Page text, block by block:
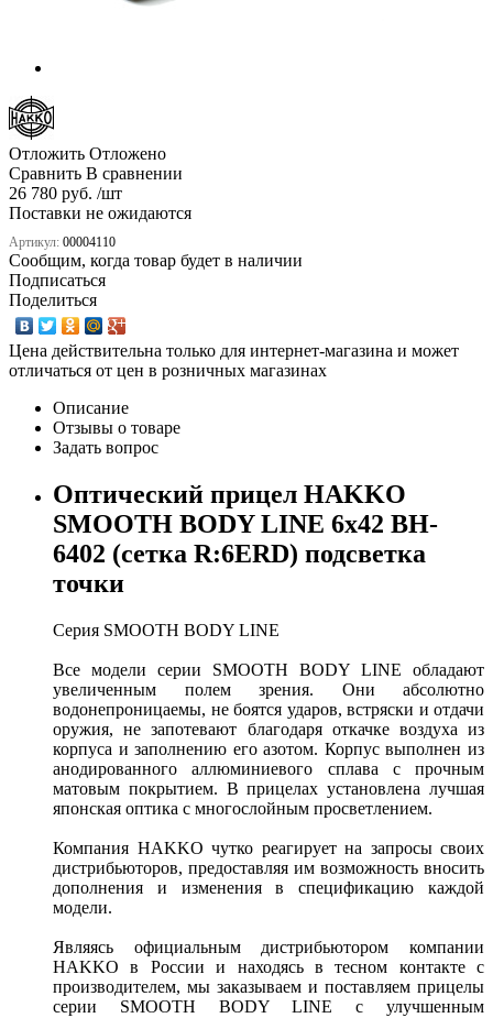
Отложить Отложено
Сравнить В сравнении
26 780 руб. /шт
Поставки не ожидаются
Артикул: 00004110
Сообщим, когда товар будет в наличии
Подписаться
Поделиться
Цена действительна только для интернет-магазина и может
отличаться от цен в розничных магазинах
Описание
Отзывы о товаре
Задать вопрос
Оптический прицел HAKKO
SMOOTH BODY LINE 6x42 BH-
6402 (сетка R:6ERD) подсветка
точки
Серия SMOOTH BODY LINE
Все модели серии SMOOTH BODY LINE обладают
увеличенным полем зрения. Они абсолютно
водонепроницаемы, не боятся ударов, встряски и отдачи
оружия, не запотевают благодаря откачке воздуха из
корпуса и заполнению его азотом. Корпус выполнен из
анодированного аллюминиевого сплава с прочным
матовым покрытием. В прицелах установлена лучшая
японская оптика с многослойным просветлением.
Компания HAKKO чутко реагирует на запросы своих
дистрибьюторов, предоставляя им возможность вносить
дополнения и изменения в спецификацию каждой
модели.
Являясь официальным дистрибьютором компании
HAKKO в России и находясь в тесном контакте с
производителем, мы заказываем и поставляем прицелы
серии SMOOTH BODY LINE с улучшенным